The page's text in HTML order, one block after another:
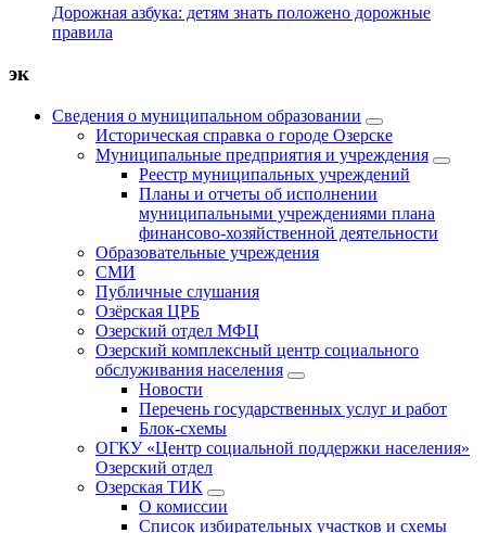
Дорожная азбука: детям знать положено дорожные
правила
эк
Сведения о муниципальном образовании
Историческая справка о городе Озерске
Муниципальные предприятия и учреждения
Реестр муниципальных учреждений
Планы и отчеты об исполнении
муниципальными учреждениями плана
финансово-хозяйственной деятельности
Образовательные учреждения
СМИ
Публичные слушания
Озёрская ЦРБ
Озерский отдел МФЦ
Озерский комплексный центр социального
обслуживания населения
Новости
Перечень государственных услуг и работ
Блок-схемы
ОГКУ «Центр социальной поддержки населения»
Озерский отдел
Озерская ТИК
О комиссии
Список избирательных участков и схемы